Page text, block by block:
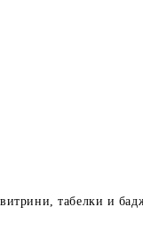
табелки и